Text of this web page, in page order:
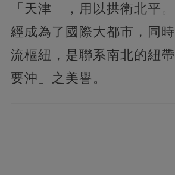
「天津」，用以拱衛北平
經成為了國際大都市，同
流樞紐，是聯系南北的紐
要沖」之美譽。